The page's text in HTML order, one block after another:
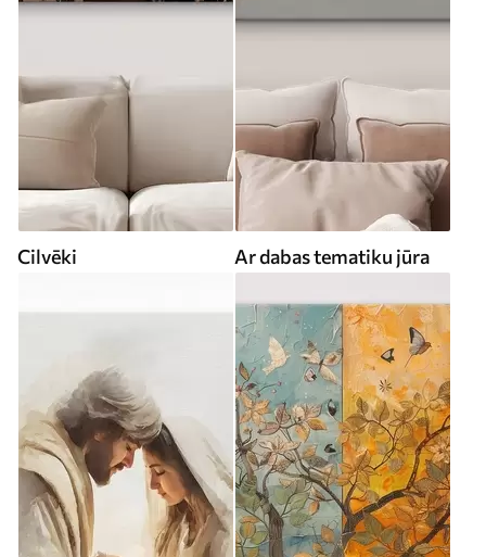
Cilvēki Ar dabas tematiku jūra